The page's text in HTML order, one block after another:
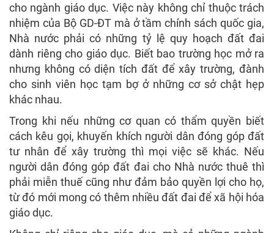
cho ngành giáo dục. Việc này không chỉ thuộc trách
nhiệm của Bộ GD-ĐT mà ở tầm chính sách quốc gia,
Nhà nước phải có những tỷ lệ quy hoạch đất đai
dành riêng cho giáo dục. Biết bao trường học mở ra
nhưng không có diện tích đất để xây trường, đành
cho sinh viên học tạm bợ ở những cơ sở chật hẹp
khác nhau.
Trong khi nếu những cơ quan có thẩm quyền biết
cách kêu gọi, khuyến khích người dân đóng góp đất
tư nhân để xây trường thì mọi việc sẽ khác. Nếu
người dân đóng góp đất đai cho Nhà nước thuê thì
phải miễn thuế cũng như đảm bảo quyền lợi cho họ,
từ đó mới mong có thêm nhiều đất đai để xã hội hóa
giáo dục.